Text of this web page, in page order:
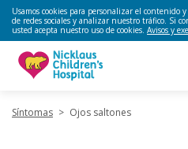
Usamos cookies para personalizar el contenido
de redes sociales y analizar nuestro tráfico. Si
usted acepta nuestro uso de cookies. Avisos y
Síntomas > Ojos saltones